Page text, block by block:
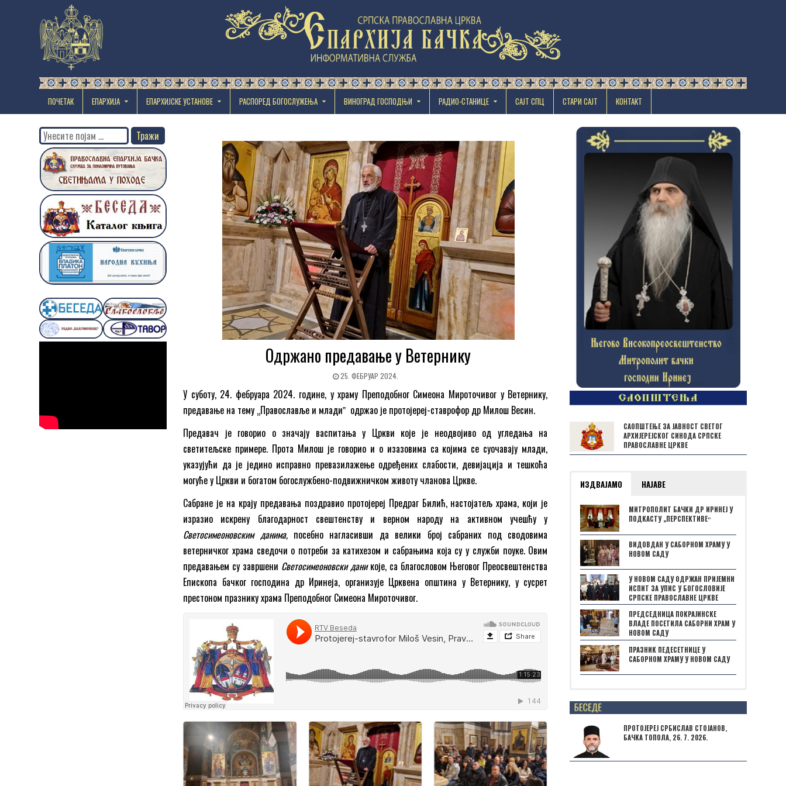
ПОЧЕТАК ЕПАРХИЈА EПАРХИЈСКЕ УСТАНОВЕ РАСПОРЕД БОГОСЛУЖЕЊА ВИНОГРАД ГОСПОДЊИ РАДИО-СТАНИЦЕ САЈТ СПЦ СТАРИ САЈТ КОНТАКТ
Одржано предавање у Ветернику
25. ФЕБРУАР 2024.
У суботу, 24. фебруара 2024. године, у храму Преподобног Симеона Мироточивог у Ветернику,
предавање на тему „Православље и младиˮ одржао је протојереј-ставрофор др Милош Весин.
Предавач је говорио о значају васпитања у Цркви које је неодвојиво од угледања на
светитељске примере. Прота Милош је говорио и о изазовима са којима се суочавају млади,
указујући да је једино исправно превазилажење одређених слабости, девијација и тешкоћа
могуће у Цркви и богатом богослужбено-подвижничком животу чланова Цркве.
Сабране је на крају предавања поздравио протојереј Предраг Билић, настојатељ храма, који је
изразио искрену благодарност свештенству и верном народу на активном учешћу у
Светосимеоновским данима, посебно нагласивши да велики број сабраних под сводовима
ветерничког храма сведочи о потреби за катихезом и сабрањима која су у служби поуке. Овим
предавањем су завршени Светосимеоновски даникоје, са благословом Његовог Преосвештенства
Епископа бачког господина др Иринеја, организује Црквена општина у Ветернику, у сусрет
престоном празнику храма Преподобног Симеона Мироточивог.
Search
for:
САОПШТЕЊЕ ЗА ЈАВНОСТ СВЕТОГ
АРХИЈЕРЕЈСКОГ СИНОДА СРПСКЕ
ПРАВОСЛАВНЕ ЦРКВЕ
ИЗДВАЈАМО НАЈАВЕ
МИТРОПОЛИТ БАЧКИ ДР ИРИНЕЈ У
ПОДКАСТУ „ПЕРСПЕКТИВЕˮ
ВИДОВДАН У САБОРНОМ ХРАМУ У
НОВОМ САДУ
У НОВОМ САДУ ОДРЖАН ПРИЈЕМНИ
ИСПИТ ЗА УПИС У БОГОСЛОВИЈЕ
СРПСКЕ ПРАВОСЛАВНЕ ЦРКВЕ
ПРЕДСЕДНИЦА ПОКРАЈИНСКЕ
ВЛАДЕ ПОСЕТИЛА САБОРНИ ХРАМ У
НОВОМ САДУ
ПРАЗНИК ПЕДЕСЕТНИЦЕ У
САБОРНОМ ХРАМУ У НОВОМ САДУ
Posts not found
ПРОТОЈЕРЕЈ СРБИСЛАВ СТОЈАНОВ,
БАЧКА ТОПОЛА, 26. 7. 2026.